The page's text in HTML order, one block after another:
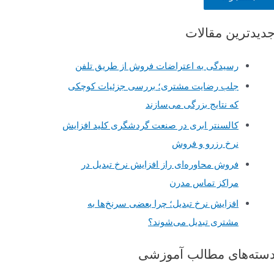
ج
جدیدترین مقالات
رسیدگی به اعتراضات فروش از طریق تلفن
جلب رضایت مشتری؛ بررسی جزئیات کوچکی
که نتایج بزرگی می‌سازند
کالسنتر ابری در صنعت گردشگری کلید افزایش
نرخ رزرو و فروش
فروش محاوره‌ای راز افزایش نرخ تبدیل در
مراکز تماس مدرن
افزایش نرخ تبدیل؛ چرا بعضی سرنخ‌ها به
مشتری تبدیل می‌شوند؟
دسته‌های مطالب آموزشی